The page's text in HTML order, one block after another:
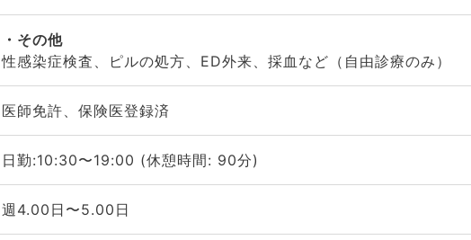
その他
性感染症検査、ピルの処方、ED外来、採血など（自由診療のみ）
医師免許、保険医登録済
日勤:10:30〜19:00 (休憩時間: 90分)
週4.00日〜5.00日